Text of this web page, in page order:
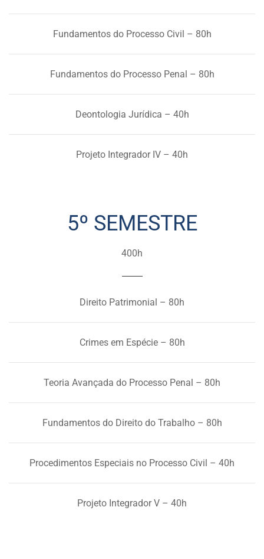
Fundamentos do Processo Civil – 80h
Fundamentos do Processo Penal – 80h
Deontologia Jurídica – 40h
Projeto Integrador IV – 40h
5º SEMESTRE
400h
Direito Patrimonial – 80h
Crimes em Espécie – 80h
Teoria Avançada do Processo Penal – 80h
Fundamentos do Direito do Trabalho – 80h
Procedimentos Especiais no Processo Civil – 40h
Projeto Integrador V – 40h